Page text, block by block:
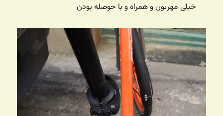
خیلی مهربون و همراه و با حوصله بودن